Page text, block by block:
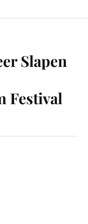
Slapen
Festival